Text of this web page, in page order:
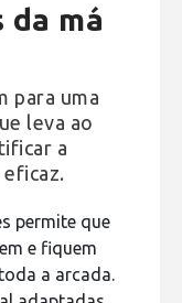
da má
para uma
leva ao
a
permite que
e fiquem
a arcada.